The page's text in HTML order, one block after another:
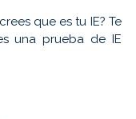
que es tu IE? Te
una prueba de IE